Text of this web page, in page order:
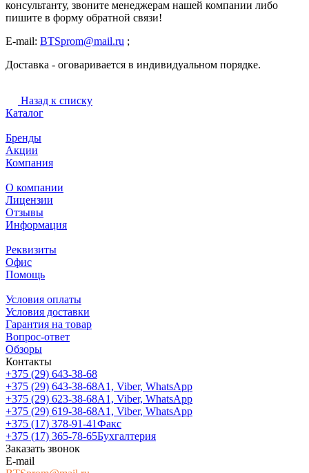
консультанту, звоните менеджерам нашей компании либо
пишите в форму обратной связи!
E-mail: BTSprom@mail.ru ;
Доставка - оговаривается в индивидуальном порядке.
Назад к списку
Каталог
Бренды
Акции
Компания
О компании
Лицензии
Отзывы
Информация
Реквизиты
Офис
Помощь
Условия оплаты
Условия доставки
Гарантия на товар
Вопрос-ответ
Обзоры
Контакты
+375 (29) 643-38-68
+375 (29) 643-38-68А1, Viber, WhatsApp
+375 (29) 623-38-68А1, Viber, WhatsApp
+375 (29) 619-38-68А1, Viber, WhatsApp
+375 (17) 378-91-41Факс
+375 (17) 365-78-65Бухгалтерия
Заказать звонок
E-mail